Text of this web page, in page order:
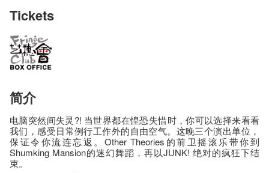
Tickets
简介
电脑突然间失灵?! 当世界都在惶恐失惜时，你可以选择来看看
我们，感受日常例行工作外的自由空气。这晚三个演出单位，
保证令你流连忘返。Other Theories的前卫摇滚乐带你到
Shumking Mansion的迷幻舞蹈，再以JUNK! 绝对的疯狂下结
束。